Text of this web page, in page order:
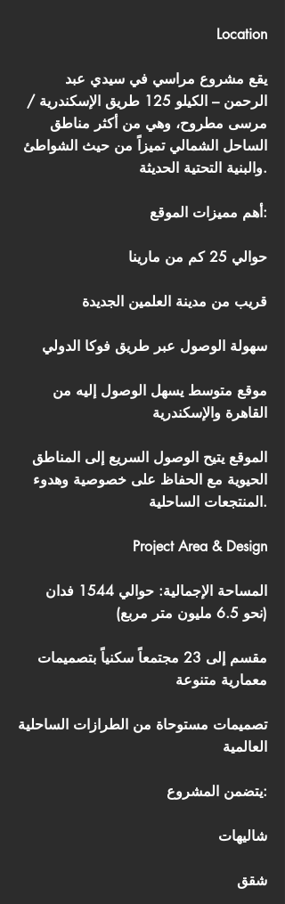
Location
يقع مشروع مراسي في سيدي عبد
الرحمن – الكيلو 125 طريق الإسكندرية /
مرسى مطروح، وهي من أكثر مناطق
الساحل الشمالي تميزاً من حيث الشواطئ
والبنية التحتية الحديثة.
أهم مميزات الموقع:
حوالي 25 كم من مارينا
قريب من مدينة العلمين الجديدة
سهولة الوصول عبر طريق فوكا الدولي
موقع متوسط يسهل الوصول إليه من
القاهرة والإسكندرية
الموقع يتيح الوصول السريع إلى المناطق
الحيوية مع الحفاظ على خصوصية وهدوء
المنتجعات الساحلية.
Project Area & Design
المساحة الإجمالية: حوالي 1544 فدان
(نحو 6.5 مليون متر مربع)
مقسم إلى 23 مجتمعاً سكنياً بتصميمات
معمارية متنوعة
تصميمات مستوحاة من الطرازات الساحلية
العالمية
يتضمن المشروع:
شاليهات
شقق